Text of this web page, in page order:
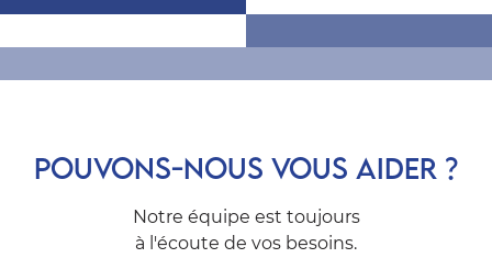
POUVONS-NOUS VOUS AIDER ?
Notre équipe est toujours
à l'écoute de vos besoins.